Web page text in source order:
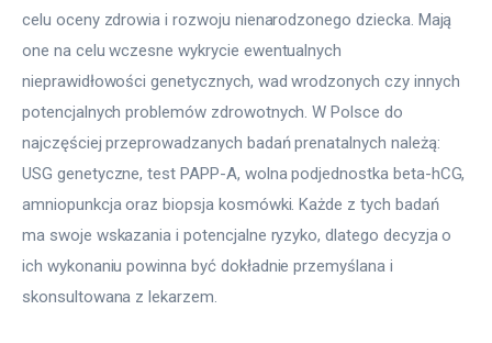
celu oceny zdrowia i rozwoju nienarodzonego dziecka. Mają
one na celu wczesne wykrycie ewentualnych
nieprawidłowości genetycznych, wad wrodzonych czy innych
potencjalnych problemów zdrowotnych. W Polsce do
najczęściej przeprowadzanych badań prenatalnych należą:
USG genetyczne, test PAPP-A, wolna podjednostka beta-hCG,
amniopunkcja oraz biopsja kosmówki. Każde z tych badań
ma swoje wskazania i potencjalne ryzyko, dlatego decyzja o
ich wykonaniu powinna być dokładnie przemyślana i
skonsultowana z lekarzem.